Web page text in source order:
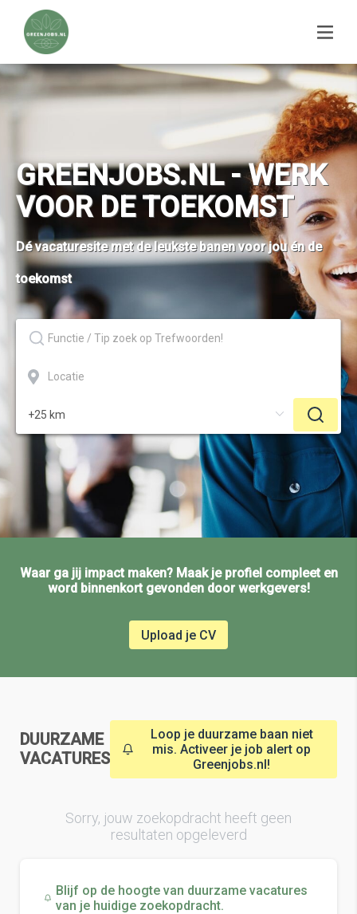
GREENJOBS.NL - WERK
VOOR DE TOEKOMST
Dé vacaturesite met de leukste banen voor jou én de
toekomst
Waar ga jij impact maken? Maak je profiel compleet en
word binnenkort gevonden door werkgevers!
Upload je CV
DUURZAME
VACATURES
Loop je duurzame baan niet
mis. Activeer je job alert op
Greenjobs.nl!
Sorry, jouw zoekopdracht heeft geen
resultaten opgeleverd
Blijf op de hoogte van duurzame vacatures
van je huidige zoekopdracht.